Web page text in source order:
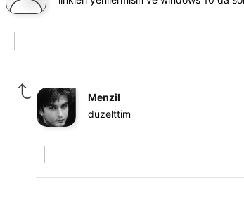
Menzil
düzelttim